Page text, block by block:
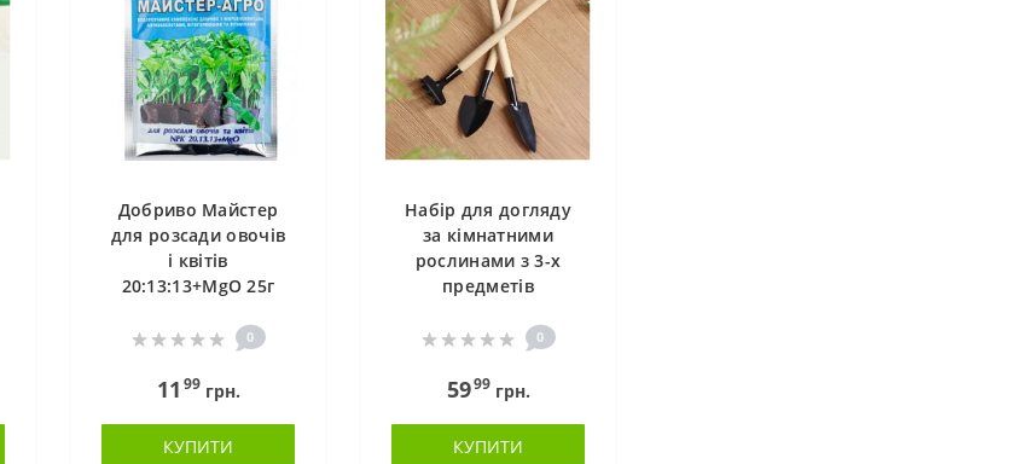
Добриво Майстер
для розсади овочів
і квітів
20:13:13+MgO 25г
0
11 99грн.
КУПИТИ
Набір для догляду
за кімнатними
рослинами з 3-х
предметів
0
5999грн.
КУПИТИ